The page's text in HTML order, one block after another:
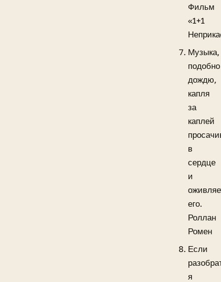
Фильм
«1+1
Музыка,
подобно
дождю,
капля
за
каплей
в
сердце
и
его.
Роллан
Ромен
Если
я